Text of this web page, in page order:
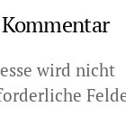
wird nicht